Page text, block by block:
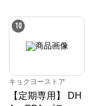
10
キョクヨーストア
【定期専用】 DH